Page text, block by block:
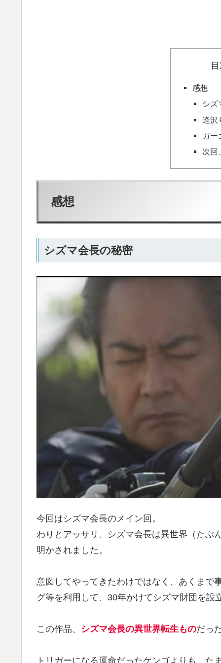
感想
シズ
逢沢
ガー
次回
感想
シズマ会長の秘密
今回はシズマ会長のメイン回。
わりとアッサリ、シズマ会長は異世界（たぶ
明かされました。
意図してやってきたわけではなく、あくまで
グ等を利用して、30年かけてシズマ財団を
この作品、 シズマ会長の異世界転生ものだっ
トリガーになる運命だったケンゴよりも、